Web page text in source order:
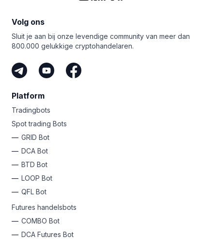
Volg ons
Sluit je aan bij onze levendige community van meer dan
800.000 gelukkige cryptohandelaren.
Platform
Tradingbots
Spot trading Bots
GRID Bot
DCA Bot
BTD Bot
LOOP Bot
QFL Bot
Futures handelsbots
COMBO Bot
DCA Futures Bot